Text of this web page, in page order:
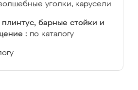
уголки, карусели
барные стойки и
: по каталогу